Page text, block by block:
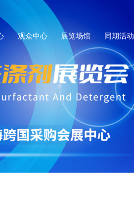
观众中心 展览场馆 同期活动